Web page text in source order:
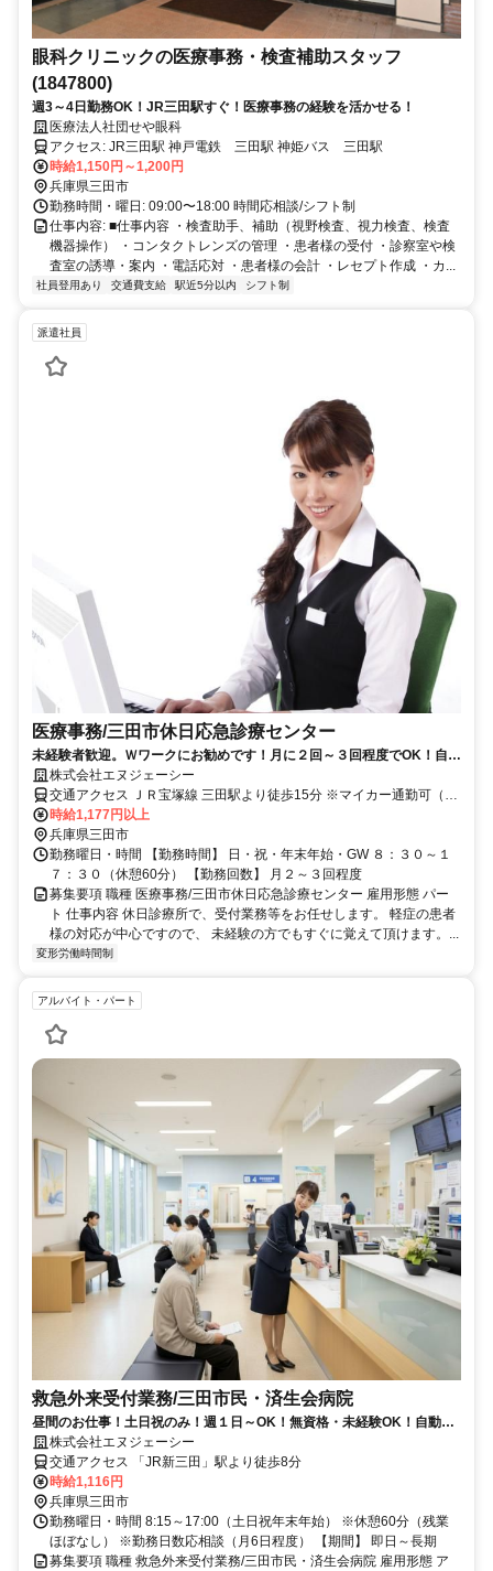
眼科クリニックの医療事務・検査補助スタッフ
(1847800)
週3～4日勤務OK！JR三田駅すぐ！医療事務の経験を活かせる！
医療法人社団せや眼科
アクセス: JR三田駅 神戸電鉄 三田駅 神姫バス 三田駅
時給1,150円～1,200円
兵庫県三田市
勤務時間・曜日: 09:00〜18:00 時間応相談/シフト制
仕事内容: ■仕事内容 ・検査助手、補助（視野検査、視力検査、検査
機器操作） ・コンタクトレンズの管理 ・患者様の受付 ・診察室や検
査室の誘導・案内 ・電話応対 ・患者様の会計 ・レセプト作成 ・カ...
社員登用あり 交通費支給 駅近5分以内 シフト制
派遣社員
医療事務/三田市休日応急診療センター
未経験者歓迎。Ｗワークにお勧めです！月に２回～３回程度でOK！自動
車通勤ＯＫ！
株式会社エヌジェーシー
交通アクセス ＪＲ宝塚線 三田駅より徒歩15分 ※マイカー通勤可（病
院内駐車場利用可）
時給1,177円以上
兵庫県三田市
勤務曜日・時間 【勤務時間】 日・祝・年末年始・GW ８：３０～１
７：３０（休憩60分） 【勤務回数】 月２～３回程度
募集要項 職種 医療事務/三田市休日応急診療センター 雇用形態 パー
ト 仕事内容 休日診療所で、受付業務等をお任せします。 軽症の患者
様の対応が中心ですので、 未経験の方でもすぐに覚えて頂けます。...
変形労働時間制
アルバイト・パート
救急外来受付業務/三田市民・済生会病院
昼間のお仕事！土日祝のみ！週１日～OK！無資格・未経験OK！自動車
通勤OK！WワークOK！高収入！
株式会社エヌジェーシー
交通アクセス 「JR新三田」駅より徒歩8分
時給1,116円
兵庫県三田市
勤務曜日・時間 8:15～17:00（土日祝年末年始） ※休憩60分（残業
ほぼなし） ※勤務日数応相談（月6日程度） 【期間】 即日～長期
募集要項 職種 救急外来受付業務/三田市民・済生会病院 雇用形態 ア